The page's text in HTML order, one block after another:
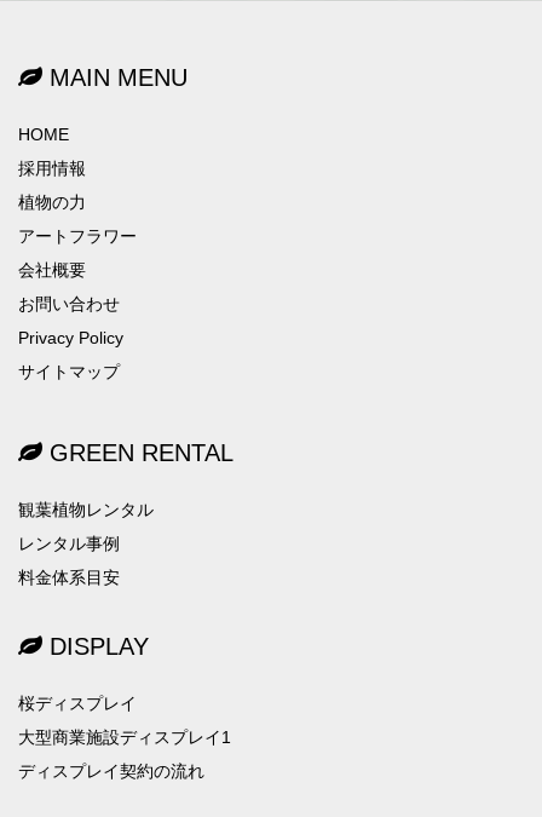
MAIN MENU
HOME
採用情報
植物の力
アートフラワー
会社概要
お問い合わせ
Privacy Policy
サイトマップ
GREEN RENTAL
観葉植物レンタル
レンタル事例
料金体系目安
DISPLAY
桜ディスプレイ
大型商業施設ディスプレイ1
ディスプレイ契約の流れ